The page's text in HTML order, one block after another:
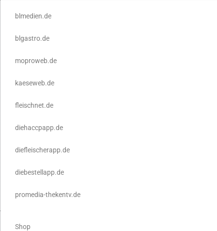
blmedien.de
blgastro.de
moproweb.de
kaeseweb.de
fleischnet.de
diehaccpapp.de
diefleischerapp.de
diebestellapp.de
promedia-thekentv.de
Shop